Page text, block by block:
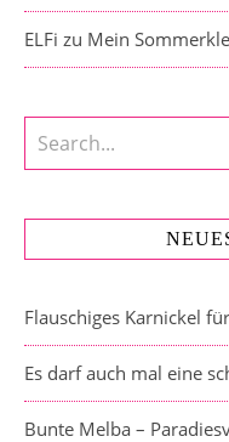
ELFi zu Mein
Flauschiges Karnickel
Es darf auch mal eine
Bunte Melba –